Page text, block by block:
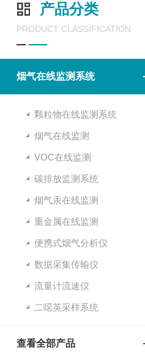
产品分类
PRODUCT CLASSIFICATION
烟气在线监测系统
颗粒物在线监测系统
烟气在线监测
VOC在线监测
碳排放监测系统
烟气汞在线监测
重金属在线监测
便携式烟气分析仪
数据采集传输仪
流量计流速仪
二噁英采样系统
查看全部产品